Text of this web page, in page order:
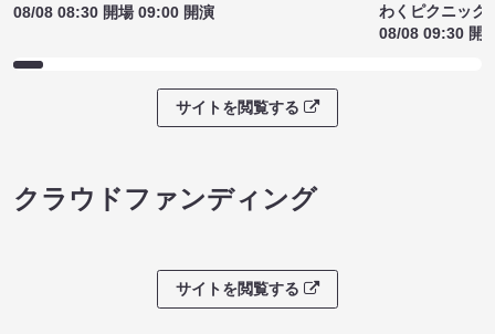
08/08 08:30 開場 09:00 開演
わくピクニック
08/08 09:30 開
サイトを閲覧する
クラウドファンディング
サイトを閲覧する